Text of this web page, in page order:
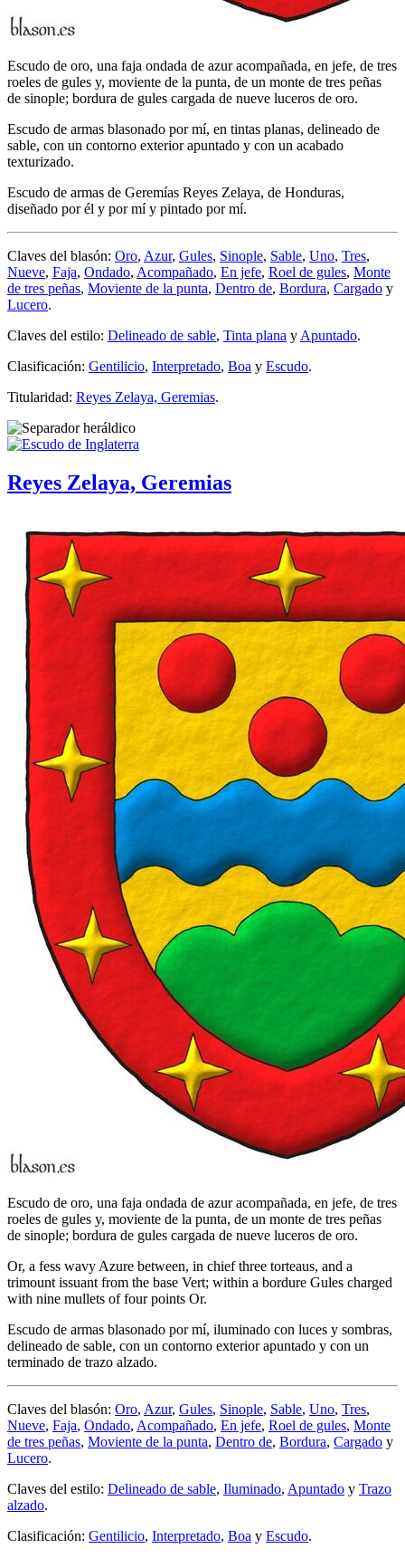
Escudo de oro, una faja ondada de azur acompañada, en jefe, de tres
roeles de gules y, moviente de la punta, de un monte de tres peñas
de sinople; bordura de gules cargada de nueve luceros de oro.
Escudo de armas blasonado por mí, en tintas planas, delineado de
sable, con un contorno exterior apuntado y con un acabado
texturizado.
Escudo de armas de Geremías Reyes Zelaya, de Honduras,
diseñado por él y por mí y pintado por mí.
Claves del blasón: Oro, Azur, Gules, Sinople, Sable, Uno, Tres,
Nueve, Faja, Ondado, Acompañado, En jefe, Roel de gules, Monte
de tres peñas, Moviente de la punta, Dentro de, Bordura, Cargado y
Lucero.
Claves del estilo: Delineado de sable, Tinta plana y Apuntado.
Clasificación: Gentilicio, Interpretado, Boa y Escudo.
Titularidad: Reyes Zelaya, Geremias.
Reyes Zelaya, Geremias
Escudo de oro, una faja ondada de azur acompañada, en jefe, de tres
roeles de gules y, moviente de la punta, de un monte de tres peñas
de sinople; bordura de gules cargada de nueve luceros de oro.
Or, a fess wavy Azure between, in chief three torteaus, and a
trimount issuant from the base Vert; within a bordure Gules charged
with nine mullets of four points Or.
Escudo de armas blasonado por mí, iluminado con luces y sombras,
delineado de sable, con un contorno exterior apuntado y con un
terminado de trazo alzado.
Claves del blasón: Oro, Azur, Gules, Sinople, Sable, Uno, Tres,
Nueve, Faja, Ondado, Acompañado, En jefe, Roel de gules, Monte
de tres peñas, Moviente de la punta, Dentro de, Bordura, Cargado y
Lucero.
Claves del estilo: Delineado de sable, Iluminado, Apuntado y Trazo
alzado.
Clasificación: Gentilicio, Interpretado, Boa y Escudo.